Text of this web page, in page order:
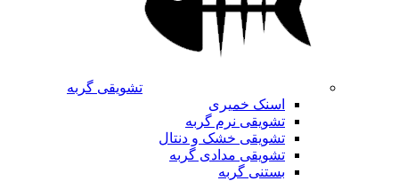
تشویقی گربه
اسنک خمیری
تشویقی نرم گربه
تشویقی خشک و دنتال
تشویقی مدادی گربه
بستنی گربه